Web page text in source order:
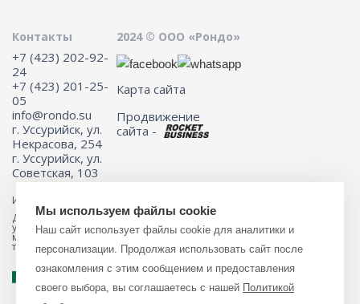
Контакты
+7 (423) 202-92-
24
+7 (423) 201-25-
05
info@rondo.su
г. Уссурийск, ул.
Некрасова, 254
г. Уссурийск, ул.
Советская, 103
2024 © ООО «Рондо»
Карта сайта
Продвижение
сайта -
Информация на сайте не является публичной офертой.
Для получения подробной информации о наличии и стоимости
указанных товаров и (или) услуг, пожалуйста, обращайтесь к
менеджеру сайта с помощью специальной формы связи или по
телефону 8 (423) 201-25-05
Мы используем файлы cookie
Наш сайт использует файлы cookie для аналитики и
персонализации. Продолжая использовать сайт после
ознакомления с этим сообщением и предоставления
своего выбора, вы соглашаетесь с нашей Политикой